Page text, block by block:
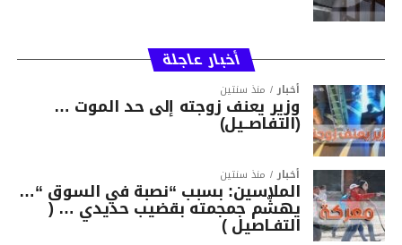
أخبار عاجلة
أخبار منذ سنتين
وزير يعنف زوجته إلى حد الموت …
(التفاصــيل)
أخبار منذ سنتين
الملاسين: بسبب “نصبة في السوق “…
يهشّم جمجمته بقضيب حديدي … (
التفـاصيل )